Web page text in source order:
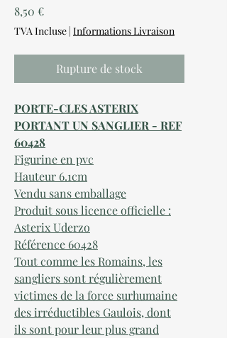
8,50 €Prix
TVA Incluse | Informations Livraison
Rupture de stock
PORTE-CLES ASTERIX
PORTANT UN SANGLIER - REF
60428
Figurine en pvc
Hauteur 6.1cm
Vendu sans emballage
Produit sous licence officielle :
Asterix Uderzo
Référence 60428
Tout comme les Romains, les
sangliers sont régulièrement
victimes de la force surhumaine
des irréductibles Gaulois, dont
ils sont pour leur plus grand